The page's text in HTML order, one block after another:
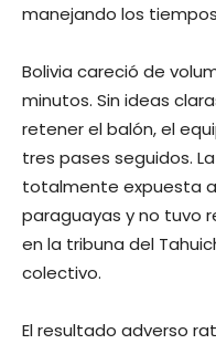
manejando los
Bolivia careció de
minutos. Sin ideas
retener el balón, el
tres pases seguidos.
totalmente expuesta
paraguayas y no tuvo
en la tribuna del
colectivo.
El resultado adverso